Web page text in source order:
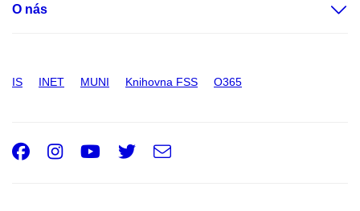
O nás
IS INET MUNI Knihovna FSS O365
Facebook
Instagram
Youtube
Twitter
e-